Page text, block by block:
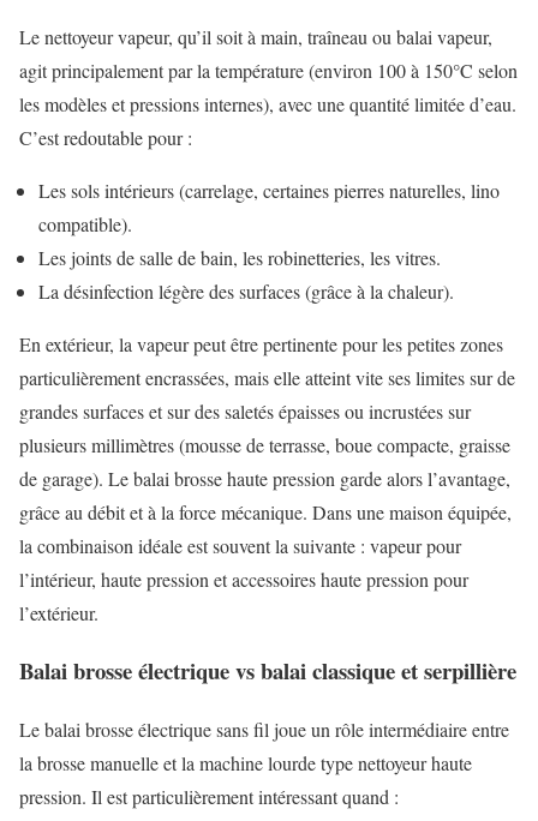
Le nettoyeur vapeur, qu’il soit à main, traîneau ou balai vapeur,
agit principalement par la température (environ 100 à 150°C selon
les modèles et pressions internes), avec une quantité limitée d’eau.
C’est redoutable pour :
Les sols intérieurs (carrelage, certaines pierres naturelles, lino
compatible).
Les joints de salle de bain, les robinetteries, les vitres.
La désinfection légère des surfaces (grâce à la chaleur).
En extérieur, la vapeur peut être pertinente pour les petites zones
particulièrement encrassées, mais elle atteint vite ses limites sur de
grandes surfaces et sur des saletés épaisses ou incrustées sur
plusieurs millimètres (mousse de terrasse, boue compacte, graisse
de garage). Le balai brosse haute pression garde alors l’avantage,
grâce au débit et à la force mécanique. Dans une maison équipée,
la combinaison idéale est souvent la suivante : vapeur pour
l’intérieur, haute pression et accessoires haute pression pour
l’extérieur.
Balai brosse électrique vs balai classique et serpillière
Le balai brosse électrique sans fil joue un rôle intermédiaire entre
la brosse manuelle et la machine lourde type nettoyeur haute
pression. Il est particulièrement intéressant quand :